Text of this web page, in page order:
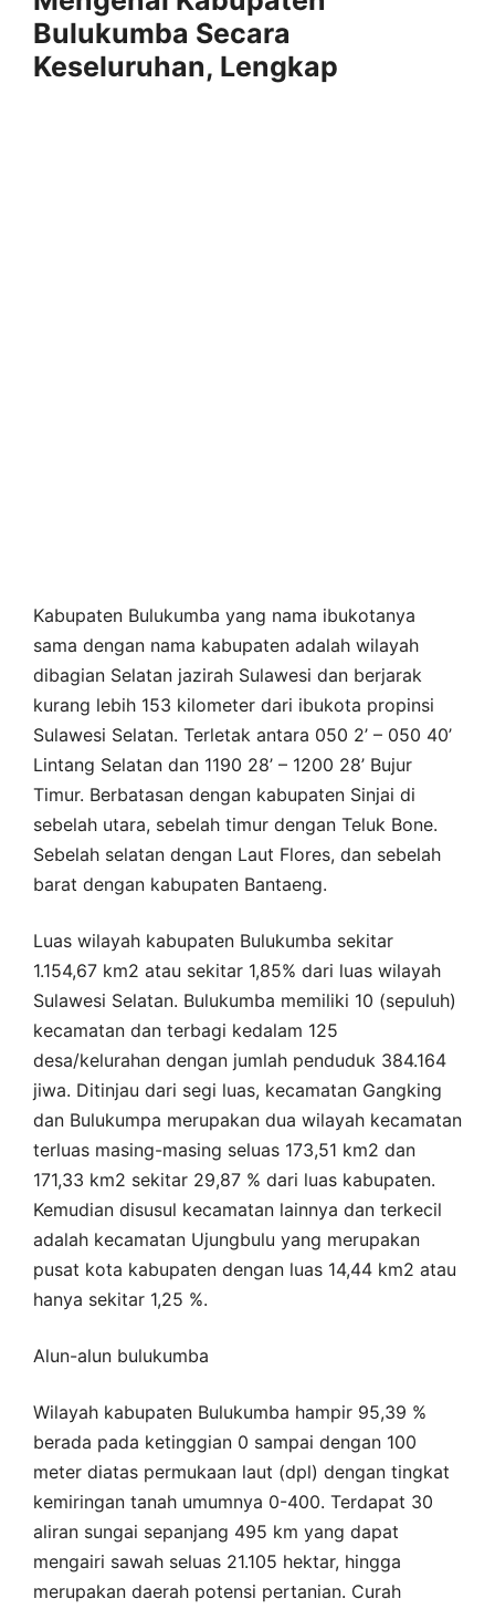
Bulukumba Secara
Keseluruhan, Lengkap
Kabupaten Bulukumba yang nama ibukotanya
sama dengan nama kabupaten adalah wilayah
dibagian Selatan jazirah Sulawesi dan berjarak
kurang lebih 153 kilometer dari ibukota propinsi
Sulawesi Selatan. Terletak antara 050 2’ – 050 40’
Lintang Selatan dan 1190 28’ – 1200 28’ Bujur
Timur. Berbatasan dengan kabupaten Sinjai di
sebelah utara, sebelah timur dengan Teluk Bone.
Sebelah selatan dengan Laut Flores, dan sebelah
barat dengan kabupaten Bantaeng.
Luas wilayah kabupaten Bulukumba sekitar
1.154,67 km2 atau sekitar 1,85% dari luas wilayah
Sulawesi Selatan. Bulukumba memiliki 10 (sepuluh)
kecamatan dan terbagi kedalam 125
desa/kelurahan dengan jumlah penduduk 384.164
jiwa. Ditinjau dari segi luas, kecamatan Gangking
dan Bulukumpa merupakan dua wilayah kecamatan
terluas masing-masing seluas 173,51 km2 dan
171,33 km2 sekitar 29,87 % dari luas kabupaten.
Kemudian disusul kecamatan lainnya dan terkecil
adalah kecamatan Ujungbulu yang merupakan
pusat kota kabupaten dengan luas 14,44 km2 atau
hanya sekitar 1,25 %.
Alun-alun bulukumba
Wilayah kabupaten Bulukumba hampir 95,39 %
berada pada ketinggian 0 sampai dengan 100
meter diatas permukaan laut (dpl) dengan tingkat
kemiringan tanah umumnya 0-400. Terdapat 30
aliran sungai sepanjang 495 km yang dapat
mengairi sawah seluas 21.105 hektar, hingga
merupakan daerah potensi pertanian. Curah